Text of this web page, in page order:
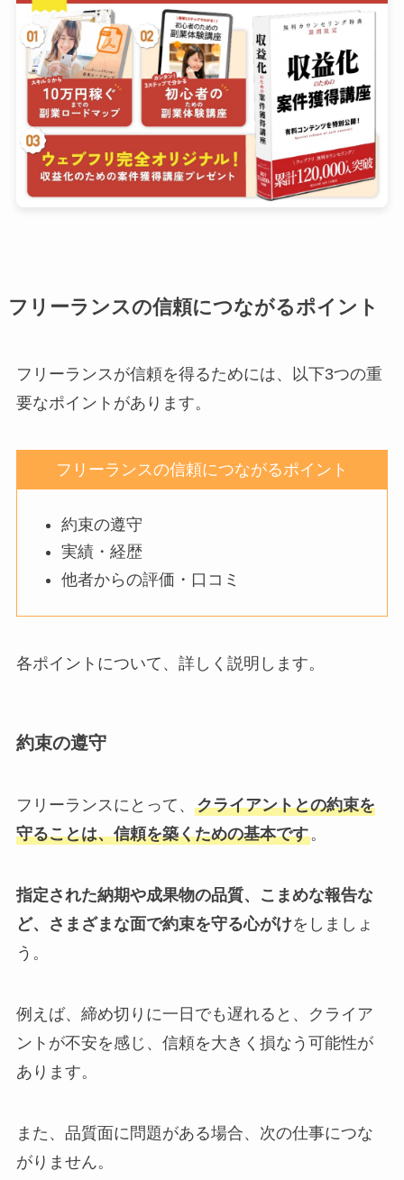
フリーランスの信頼につながるポイント
フリーランスが信頼を得るためには、以下3つの重
要なポイントがあります。
フリーランスの信頼につながるポイント
約束の遵守
実績・経歴
他者からの評価・口コミ
各ポイントについて、詳しく説明します。
約束の遵守
フリーランスにとって、 クライアントとの約束を
守ることは、信頼を築くための基本です。
指定された納期や成果物の品質、こまめな報告な
ど、さまざまな面で約束を守る心がけをしましょ
う。
例えば、締め切りに一日でも遅れると、クライア
ントが不安を感じ、信頼を大きく損なう可能性が
あります。
また、品質面に問題がある場合、次の仕事につな
がりません。